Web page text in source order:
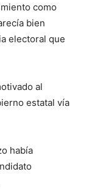
como
bien
electoral que
al
estatal vía
había